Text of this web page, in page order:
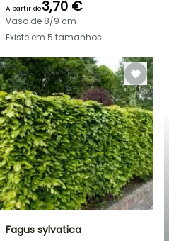
A partir de3,70 €
Vaso de 8/9 cm
Existe em 5 tamanhos
Fagus sylvatica